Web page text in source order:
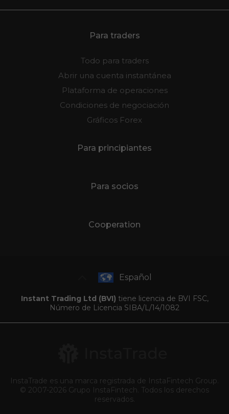
Para traders
Todo para traders
Abrir una cuenta instantánea
Plataforma de operaciones
Condiciones de negociación
Gráficos Forex
Para principiantes
Para socios
Cooperation
Español
Instant Trading Ltd (BVI) tiene licencia de BVI FSC,
Número de Licencia SIBA/L/14/1082
InstaTrade es una marca registrada de InstaFintech Group.
© 2007-2026 Grupo InstaFintech. Todos los derechos
reservados.